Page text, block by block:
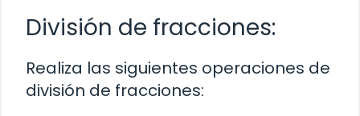
División de fracciones:
Realiza las siguientes operaciones de
división de fracciones: